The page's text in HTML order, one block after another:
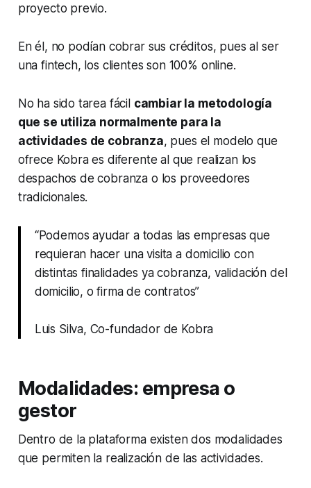
proyecto previo.
En él, no podían cobrar sus créditos, pues al ser
una fintech, los clientes son 100% online.
No ha sido tarea fácil cambiar la metodología
que se utiliza normalmente para la
actividades de cobranza, pues el modelo que
ofrece Kobra es diferente al que realizan los
despachos de cobranza o los proveedores
tradicionales.
“Podemos ayudar a todas las empresas que
requieran hacer una visita a domicilio con
distintas finalidades ya cobranza, validación del
domicilio, o firma de contratos”
Luis Silva, Co-fundador de Kobra
Modalidades: empresa o
gestor
Dentro de la plataforma existen dos modalidades
que permiten la realización de las actividades.